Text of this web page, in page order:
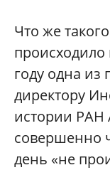
Что же
происходило
году одна из
директору
истории РАН
совершенно
день «не